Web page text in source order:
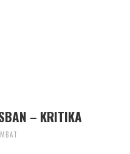
– KRITIKA